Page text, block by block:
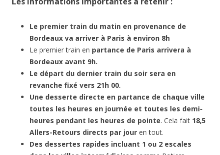
Le premier train du matin en provenance de
Bordeaux va arriver à Paris à environ 8h
Le premier train en partance de Paris arrivera à
Bordeaux avant 9h.
Le départ du dernier train du soir sera en
revanche fixé vers 21h 00.
Une desserte directe en partance de chaque ville
toutes les heures en journée et toutes les demi-
heures pendant les heures de pointe. Cela fait 18,5
Allers-Retours directs par jour en tout.
Des dessertes rapides incluant 1 ou 2 escales